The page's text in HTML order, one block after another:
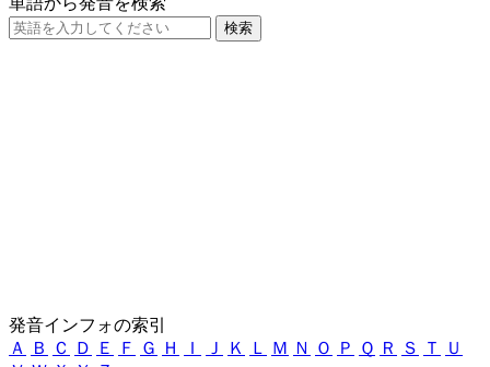
発音インフォの索引
Ａ
Ｂ Ｃ Ｄ Ｅ Ｆ Ｇ Ｈ Ｉ Ｊ Ｋ Ｌ Ｍ Ｎ Ｏ Ｐ Ｑ Ｒ Ｓ Ｔ
Ｕ